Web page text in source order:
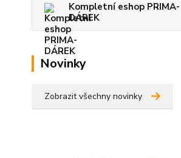
Kompletní eshop PRIMA-
DÁREK
Novinky
Zobrazit všechny novinky